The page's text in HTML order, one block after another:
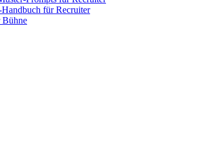
für Recruiter